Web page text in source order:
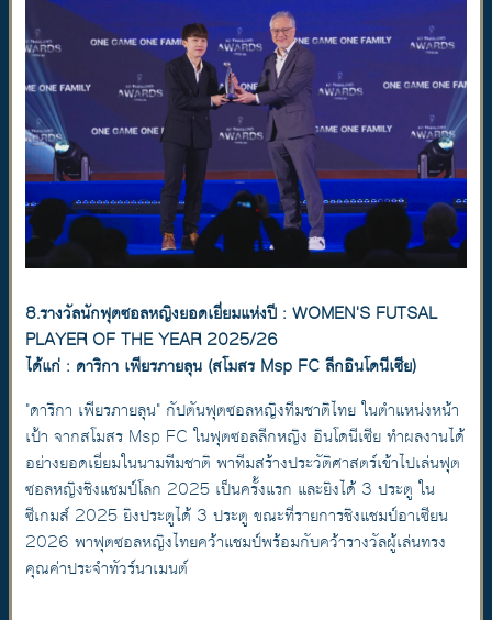
8.รางวัลนักฟุตซอลหญิงยอดเยี่ยมแห่งปี : WOMEN'S FUTSAL
PLAYER OF THE YEAR 2025/26
ได้แก่ : ดาริกา เพียรภายลุน (สโมสร Msp FC ลีกอินโดนีเซีย)
"ดาริกา เพียรภายลุน" กัปตันฟุตซอลหญิงทีมชาติไทย ในตำแหน่งหน้า
เป้า จากสโมสร Msp FC ในฟุตซอลลีกหญิง อินโดนีเซีย ทำผลงานได้
อย่างยอดเยี่ยมในนามทีมชาติ พาทีมสร้างประวัติศาสตร์เข้าไปเล่นฟุต
ซอลหญิงชิงแชมป์โลก 2025 เป็นครั้งแรก และยิงได้ 3 ประตู ใน
ซีเกมส์ 2025 ยิงประตูได้ 3 ประตู ขณะที่รายการชิงแชมป์อาเซียน
2026 พาฟุตซอลหญิงไทยคว้าแชมป์พร้อมกับคว้ารางวัลผู้เล่นทรง
คุณค่าประจำทัวร์นาเมนต์